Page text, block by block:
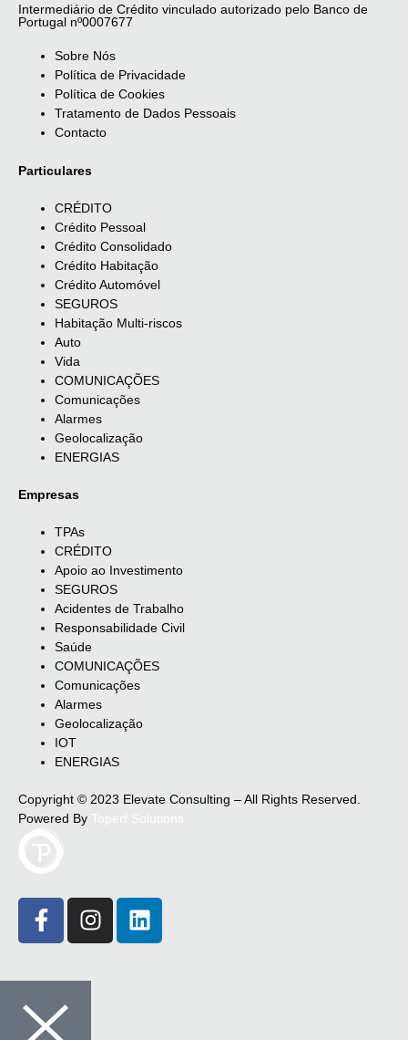
Intermediário de Crédito vinculado autorizado pelo Banco de
Portugal nº0007677
Sobre Nós
Política de Privacidade
Política de Cookies
Tratamento de Dados Pessoais
Contacto
Particulares
CRÉDITO
Crédito Pessoal
Crédito Consolidado
Crédito Habitação
Crédito Automóvel
SEGUROS
Habitação Multi-riscos
Auto
Vida
COMUNICAÇÕES
Comunicações
Alarmes
Geolocalização
ENERGIAS
Empresas
TPAs
CRÉDITO
Apoio ao Investimento
SEGUROS
Acidentes de Trabalho
Responsabilidade Civil
Saúde
COMUNICAÇÕES
Comunicações
Alarmes
Geolocalização
IOT
ENERGIAS
Copyright © 2023 Elevate Consulting – All Rights Reserved.
Powered By